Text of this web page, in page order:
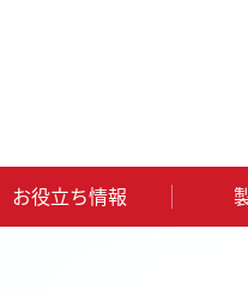
お役立ち情報